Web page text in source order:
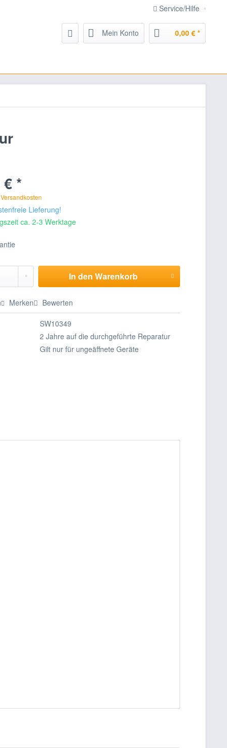
Service/Hilfe
Mein Konto 0,00 € *
*
Lieferung!
ca. 2-3 Werktage
In den Warenkorb
Merken Bewerten
SW10349
2 Jahre auf die durchgeführte Reparatur
Gilt nur für ungeäffnete Geräte